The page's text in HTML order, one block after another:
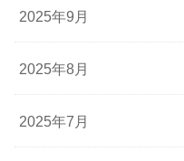
2025年9月
2025年8月
2025年7月